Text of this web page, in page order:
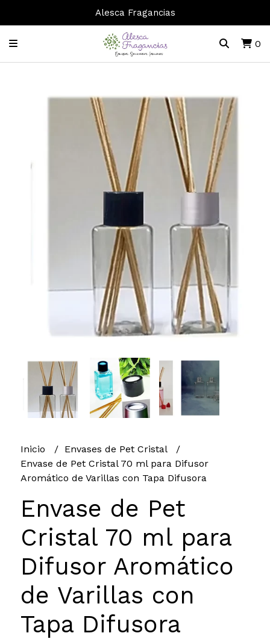
Alesca Fragancias
0
Inicio
Envases de Pet Cristal
Envase de Pet Cristal 70 ml para Difusor
Aromático de Varillas con Tapa Difusora
Envase de Pet
Cristal 70 ml para
Difusor Aromático
de Varillas con
Tapa Difusora